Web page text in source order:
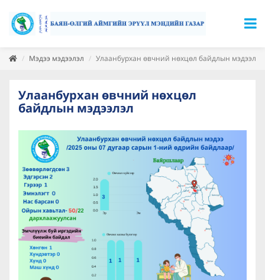
Мэдээ мэдээлэл Улаанбурхан өвчний нөхцөл байдлын мэдээлэл
Улаанбурхан өвчний нөхцөл
байдлын мэдээлэл